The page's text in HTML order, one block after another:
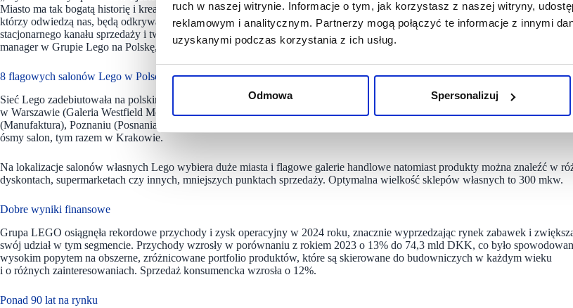
ruch w naszej witrynie. Informacje o tym, jak korzystasz z naszej witryny,
reklamowym i analitycznym. Partnerzy mogą połączyć te informacje z innymi
uzyskanymi podczas korzystania z ich usług.
Odmowa Spersonalizuj
Miasto ma tak bogatą historię i kreatywną energię, że nie możemy się doczekać, aby powitać budowniczych w każdym wieku,
którzy odwiedzą nas, będą odkrywać i bawić się. Otwarcie kolejnego sklepu to potwierdzenie naszego zaangażowania w rozwój
stacjonarnego kanału sprzedaży i tworzenia przestrzeni, w których wyobraźnia nie ma granic” — mówi Maciej Seliński, general
manager w Grupie Lego na Polskę, Ukrainę i kraje bałtyckie.
8 flagowych salonów Lego w Polsce
Sieć Lego zadebiutowała na polskim rynku ze sklepami własnymi w 2021 roku. Od tego czasu otworzyła 7 flagowych salonów –
w Warszawie (Galeria Westfield Mokotów, Galeria Westfield Arkadia) oraz po jednym we Wrocławiu (wroclavia), Łodzi
(Manufaktura), Poznaniu (Posnania) i Gdańsku (Forum Gdańsk), w Katowicach (Galeria Katowicka}. Teraz marka otworzy
ósmy salon, tym razem w Krakowie.
Na lokalizacje salonów własnych Lego wybiera duże miasta i flagowe galerie handlowe natomiast produkty można znaleźć w
dyskontach, supermarketach czy innych, mniejszych punktach sprzedaży. Optymalna wielkość sklepów własnych to 300 mkw.
Dobre wyniki finansowe
Grupa LEGO osiągnęła rekordowe przychody i zysk operacyjny w 2024 roku, znacznie wyprzedzając rynek zabawek i
swój udział w tym segmencie. Przychody wzrosły w porównaniu z rokiem 2023 o 13% do 74,3 mld DKK, co było
wysokim popytem na obszerne, zróżnicowane portfolio produktów, które są skierowane do budowniczych w każdym wieku
i o różnych zainteresowaniach. Sprzedaż konsumencka wzrosła o 12%.
Ponad 90 lat na rynku